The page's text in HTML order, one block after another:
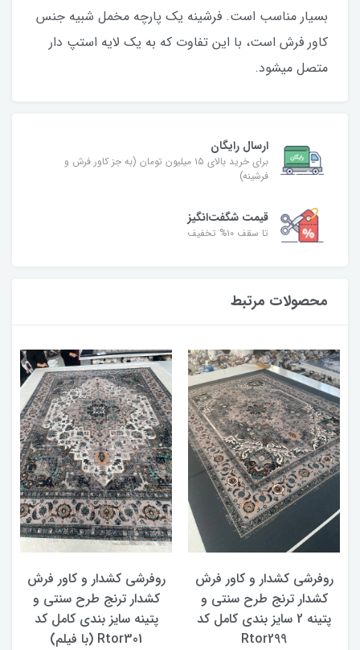
بسیار مناسب است. فرشینه یک پارچه مخمل شبیه جنس
کاور فرش است، با این تفاوت که به یک لایه استپ دار
متصل میشود.
ارسال رایگان
برای خرید بالای ۱۵ میلیون تومان (به جز کاور فرش و
فرشینه)
قیمت شگفت‌انگیز
تا سقف ۱۰% تخفیف
محصولات مرتبط
روفرشی کشدار و کاور فرش
کشدار ترنج طرح سنتی و
پتینه 2 سایز بندی کامل کد
Rtor299
روفرشی کشدار و کاور فرش
کشدار ترنج طرح سنتی و
پتینه سایز بندی کامل کد
Rtor301 (با فیلم)